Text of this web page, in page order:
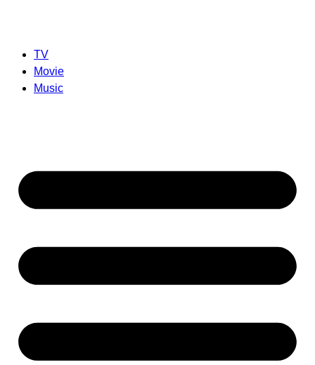
TV
Movie
Music